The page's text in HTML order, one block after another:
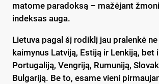
matome paradoksą – mažėjant
indeksas auga.
Lietuva pagal šį rodiklį jau pralenkė
kaimynus Latviją, Estiją ir Lenkiją, bet
Portugaliją, Vengriją, Rumuniją,
Bulgariją. Be to, esame vieni